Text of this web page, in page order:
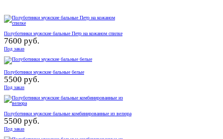
Полуботинки мужские бальные Петр на кожаном спилке
7600 руб.
Под заказ
Полуботинки мужские бальные белые
5500 руб.
Под заказ
Полуботинки мужские бальные комбинированные из велюра
5500 руб.
Под заказ